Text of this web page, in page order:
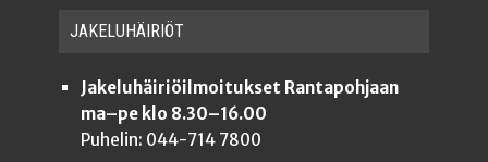
JAKE­LU­HÄI­RIÖT
Jakeluhäiriöilmoitukset Rantapohjaan
ma–pe klo 8.30–16.00
Puhelin: 044-714 7800